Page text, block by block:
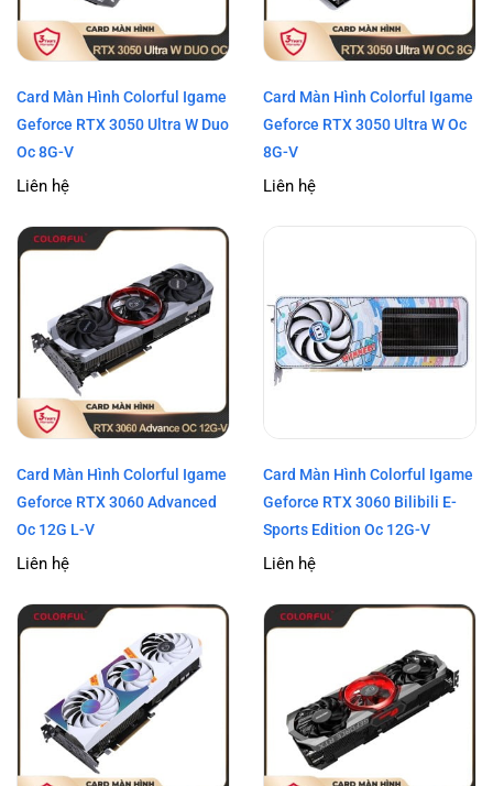
Card Màn Hình Colorful Igame
Geforce RTX 3050 Ultra W Duo
Oc 8G-V
Liên hệ
Card Màn Hình Colorful Igame
Geforce RTX 3050 Ultra W Oc
8G-V
Liên hệ
Card Màn Hình Colorful Igame
Geforce RTX 3060 Advanced
Oc 12G L-V
Liên hệ
Card Màn Hình Colorful Igame
Geforce RTX 3060 Bilibili E-
Sports Edition Oc 12G-V
Liên hệ